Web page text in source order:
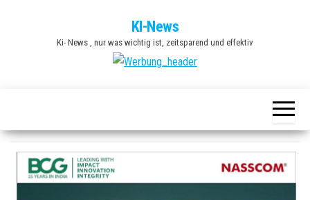
KI-News
Ki- News , nur was wichtig ist, zeitsparend und effektiv